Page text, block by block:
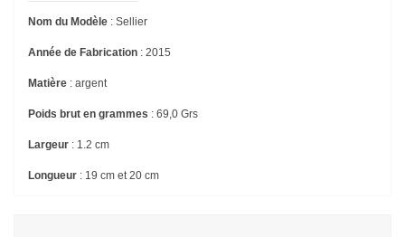
Nom du Modèle : Sellier
Année de Fabrication : 2015
Matière : argent
Poids brut en grammes : 69,0 Grs
Largeur : 1.2 cm
Longueur : 19 cm et 20 cm